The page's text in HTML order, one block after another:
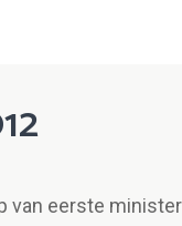
eerste minister